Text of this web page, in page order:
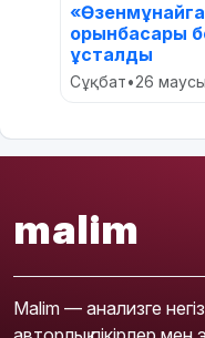
орынбасары
ұсталды
Сұқбат•26
malim
Malim — анализге